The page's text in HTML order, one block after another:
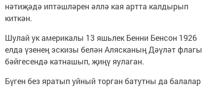
нәтиҗәдә иптәшләрен әллә кая артта калдырып
киткән.
Шулай ук америкалы 13 яшьлек Бенни Бенсон 1926
елда үзенең эскизы белән Алясканың Дәүләт флагы
бәйгесендә катнашып, җиңү яулаган.
Бүген без яратып уйный торган батутны да балалар